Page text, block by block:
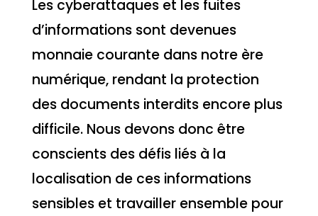
Les cyberattaques et les fuites
d’informations sont devenues
monnaie courante dans notre ère
numérique, rendant la protection
des documents interdits encore plus
difficile. Nous devons donc être
conscients des défis liés à la
localisation de ces informations
sensibles et travailler ensemble pour